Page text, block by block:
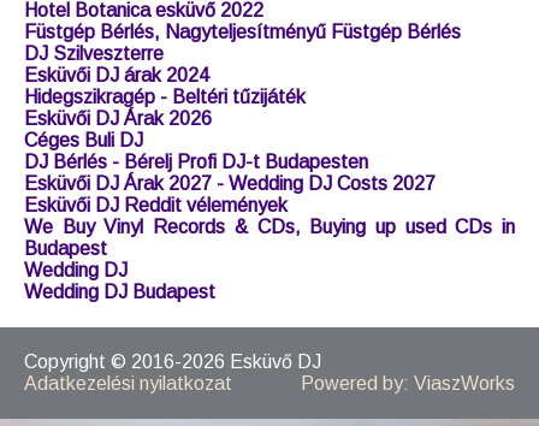
Gyerek Karaoke Party
Karaoke DJ
Mennyibe kerül egy esküvői zenekar
Esküvői DJ árak 2020 - Mennyibe kerül egy Esküvői DJ
2020-ban?
Esküvői DJ árak 2022
Esküvői DJ csomagok
Esküvői DJ Kaposvár Castello Étterem Esküvő
Hotel Botanica esküvő 2022
Füstgép Bérlés, Nagyteljesítményű Füstgép Bérlés
DJ Szilveszterre
Esküvői DJ árak 2024
Hidegszikragép - Beltéri tűzijáték
Esküvői DJ Árak 2026
Céges Buli DJ
DJ Bérlés - Bérelj Profi DJ-t Budapesten
Esküvői DJ Árak 2027 - Wedding DJ Costs 2027
Esküvői DJ Reddit vélemények
We Buy Vinyl Records & CDs, Buying up used CDs in